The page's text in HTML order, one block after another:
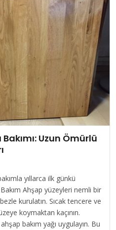
Uzun Ömürlü
yıllarca ilk günkü
Ahşap yüzeyleri nemli bir
kurulatın. Sıcak tencere ve
koymaktan kaçının.
bakım yağı uygulayın. Bu